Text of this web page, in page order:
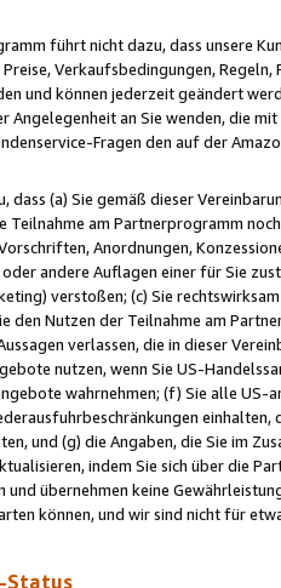
führt nicht dazu, dass unsere
Verkaufsbedingungen,
und können jederzeit geändert
Angelegenheit an Sie wenden, die
Fragen den auf der
dass (a) Sie gemäß dieser
Teilnahme am Partnerprogramm
Anordnungen,
andere Auflagen einer für Sie
verstoßen; (c) Sie
den Nutzen der Teilnahme am
verlassen, die in dieser
nutzen, wenn Sie US-
wahrnehmen; (f) Sie alle
und (g) die Angaben, die Sie im
indem Sie sich über die
und übernehmen keine
können, und wir sind nicht für
Status